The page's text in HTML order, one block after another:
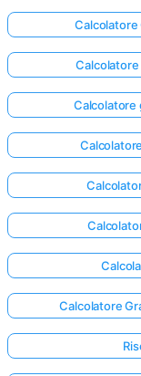
Calcolatore
Calcolatore
Calcolatore